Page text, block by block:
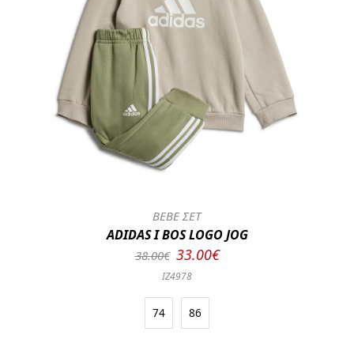
BEBE ΣΕΤ
ADIDAS I BOS LOGO JOG
38.00€ 33.00€
IZ4978
74 86